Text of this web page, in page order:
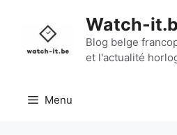
contenu
Watch-
Blog belge
et l'actualité
Menu